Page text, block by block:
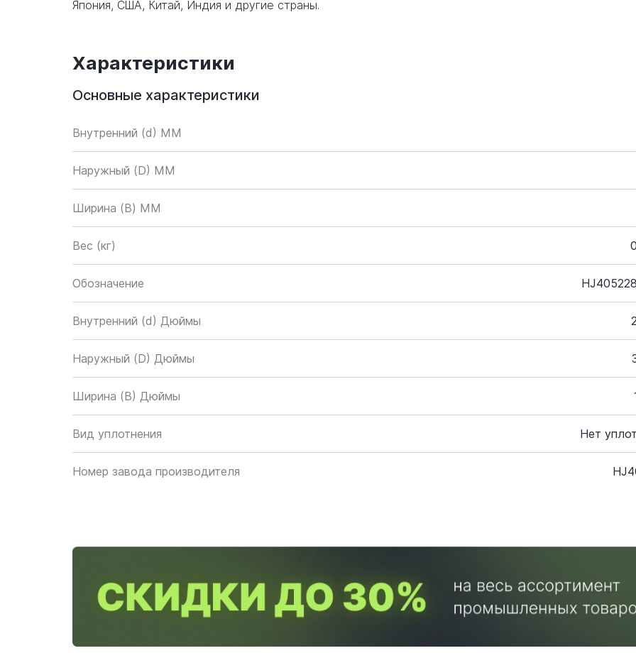
Япония, США, Китай, Индия и другие страны.
Характеристики
Основные характеристики
Внутренний (d) ММ
Наружный (D) ММ
Ширина (B) MM
Вес (кг)
Обозначение
Внутренний (d) Дюймы
Наружный (D) Дюймы
Ширина (B) Дюймы
Вид уплотнения Нет
Номер завода производителя